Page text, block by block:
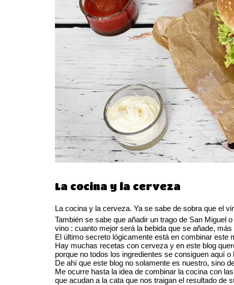
La cocina y la cerveza
La cocina y la cerveza. Ya se sabe de sobra que el
También se sabe que añadir un trago de San
vino : cuanto mejor será la bebida que se añade,
El último secreto lógicamente está en combinar este
Hay muchas recetas con cerveza y en este blog
porque no todos los ingredientes se consiguen aquí
De ahí que este blog no solamente es nuestro, sino
Me ocurre hasta la idea de combinar la cocina con
que acudan a la cata que nos traigan el resultado